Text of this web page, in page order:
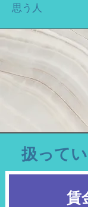
思う人
扱って
賃